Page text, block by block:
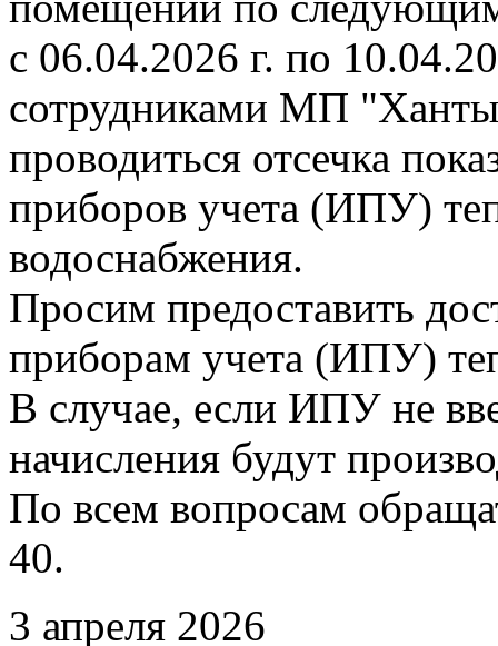
с 06.04.2026 г. по
сотрудниками МП
проводиться отсечка
приборов учета (ИПУ)
водоснабжения.
Просим предоставить
приборам учета (ИПУ)
В случае, если ИПУ не
начисления будут
По всем вопросам
40.
3 апреля 2026